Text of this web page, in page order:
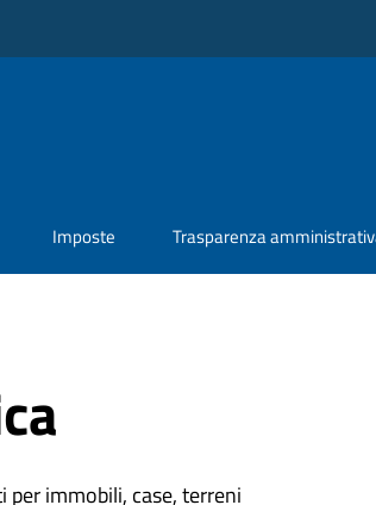
Imposte Trasparenza
immobili, case, terreni